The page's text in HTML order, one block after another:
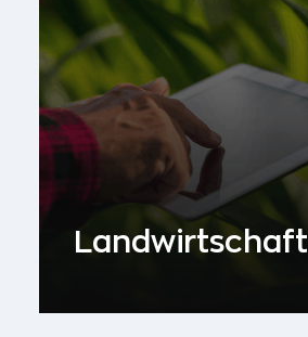
Landwirtschaft